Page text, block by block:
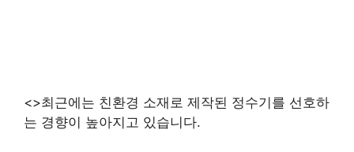
<>최근에는 친환경 소재로 제작된 정수기를 선호하
는 경향이 높아지고 있습니다.